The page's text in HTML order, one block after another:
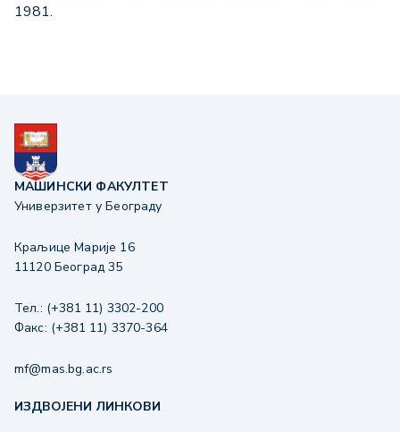
1981.
МАШИНСКИ ФАКУЛТЕТ
Универзитет у Београду
Краљице Марије 16
11120 Београд 35
Тел.: (+381 11) 3302-200
Факс: (+381 11) 3370-364
mf@mas.bg.ac.rs
ИЗДВОЈЕНИ ЛИНКОВИ